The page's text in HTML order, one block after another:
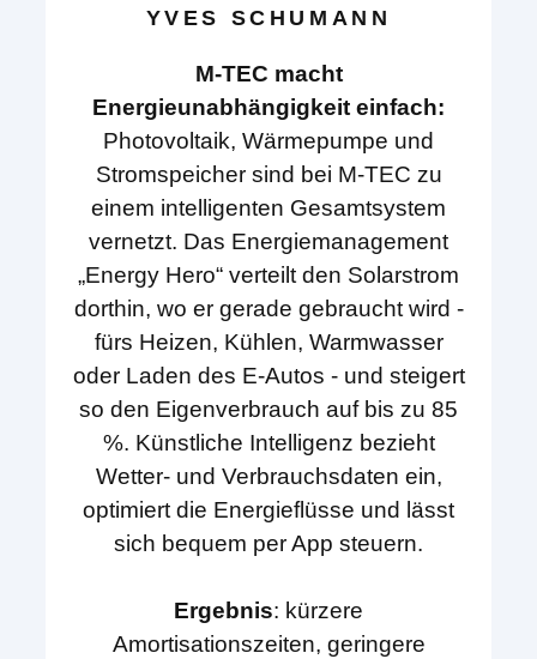
YVES SCHUMANN
M-TEC macht
Energieunabhängigkeit einfach:
Photovoltaik, Wärmepumpe und
Stromspeicher sind bei M-TEC zu
einem intelligenten Gesamtsystem
vernetzt. Das Energiemanagement
„Energy Hero“ verteilt den Solarstrom
dorthin, wo er gerade gebraucht wird -
fürs Heizen, Kühlen, Warmwasser
oder Laden des E-Autos - und steigert
so den Eigenverbrauch auf bis zu 85
%. Künstliche Intelligenz bezieht
Wetter- und Verbrauchsdaten ein,
optimiert die Energieflüsse und lässt
sich bequem per App steuern.
Ergebnis: kürzere
Amortisationszeiten, geringere